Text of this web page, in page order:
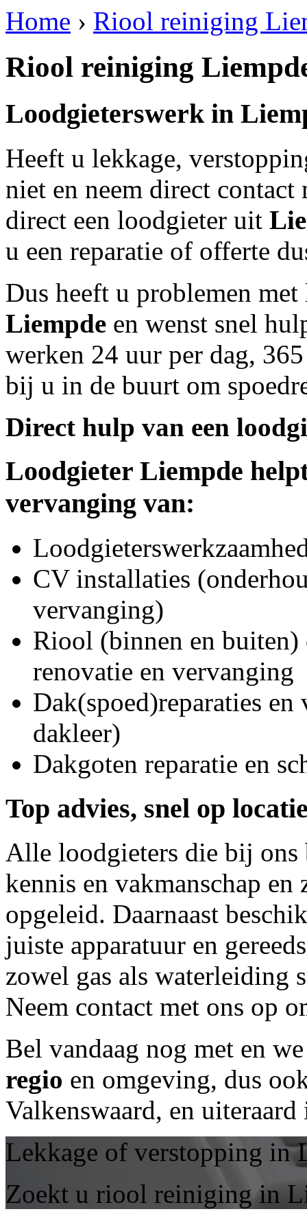
Home › Riool reiniging
Riool reiniging
Loodgieterswerk in
Heeft u lekkage,
niet en neem direct
direct een loodgieter uit
u een reparatie of offerte
Dus heeft u problemen
Liempde en wenst snel
werken 24 uur per dag,
bij u in de buurt om
Direct hulp van een
Loodgieter Liempde
vervanging van:
CV installaties
vervanging)
Riool (binnen en buiten)
renovatie en vervanging
Dak(spoed)reparaties
dakleer)
Dakgoten reparatie en
Top advies, snel op
Alle loodgieters die bij
kennis en vakmanschap
opgeleid. Daarnaast
juiste apparatuur en
zowel gas als waterleiding
Neem contact met ons op
Bel vandaag nog met en
regio en omgeving, dus
Valkenswaard, en
Lekkage of verstopping in
Zoekt u riool reiniging in